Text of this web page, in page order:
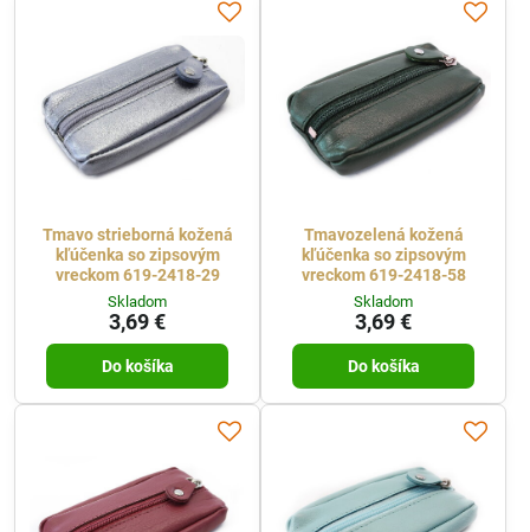
Tmavo strieborná kožená
kľúčenka so zipsovým
vreckom 619-2418-29
Skladom
3,69 €
Do košíka
Tmavozelená kožená
kľúčenka so zipsovým
vreckom 619-2418-58
Skladom
3,69 €
Do košíka